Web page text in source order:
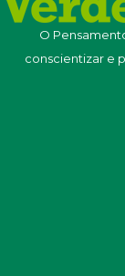
O
conscientizar e